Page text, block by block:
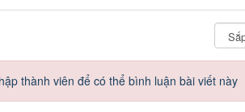
thành viên để có thể bình luận bài viết này